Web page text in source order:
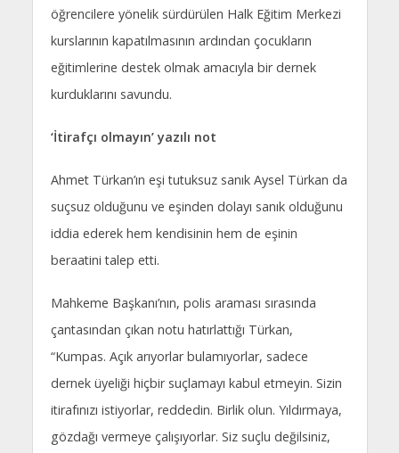
öğrencilere yönelik sürdürülen Halk Eğitim Merkezi
kurslarının kapatılmasının ardından çocukların
eğitimlerine destek olmak amacıyla bir dernek
kurduklarını savundu.
‘İtirafçı olmayın’ yazılı not
Ahmet Türkan’ın eşi tutuksuz sanık Aysel Türkan da
suçsuz olduğunu ve eşinden dolayı sanık olduğunu
iddia ederek hem kendisinin hem de eşinin
beraatini talep etti.
Mahkeme Başkanı’nın, polis araması sırasında
çantasından çıkan notu hatırlattığı Türkan,
“Kumpas. Açık arıyorlar bulamıyorlar, sadece
dernek üyeliği hiçbir suçlamayı kabul etmeyin. Sizin
itirafınızı istiyorlar, reddedin. Birlik olun. Yıldırmaya,
gözdağı vermeye çalışıyorlar. Siz suçlu değilsiniz,